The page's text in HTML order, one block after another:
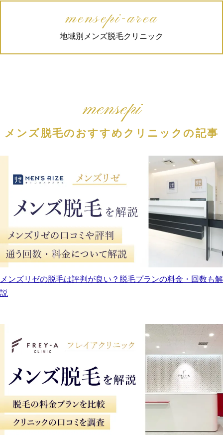
mensepi-area
地域別メンズ脱毛クリニック
mensepi
メンズ脱毛のおすすめクリニックの記事
メンズリゼの脱毛は評判が良い？脱毛プランの料金・回数も解
説